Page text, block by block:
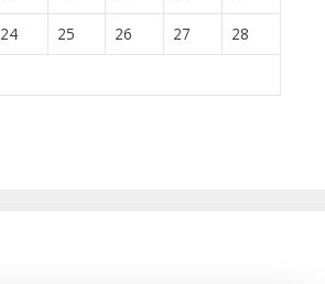
24 25 26 27
28